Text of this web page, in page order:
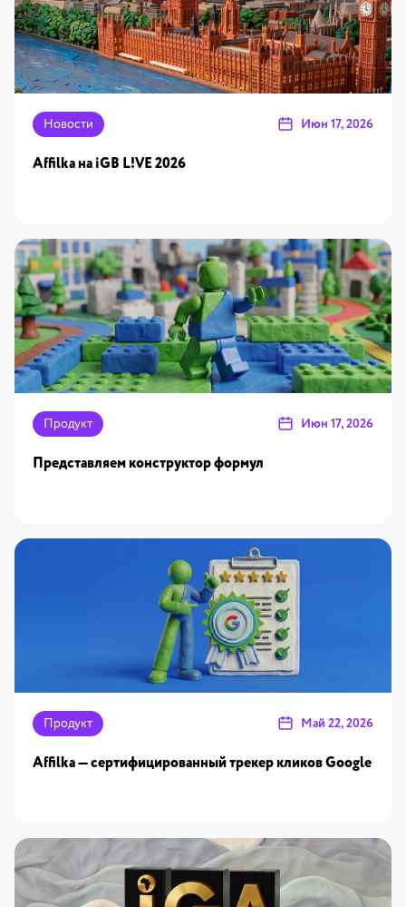
Новости Июн 17, 2026
Affilka на iGB L!VE 2026
Продукт Июн 17, 2026
Представляем конструктор формул
Продукт Май 22, 2026
Affilka — сертифицированный трекер кликов Google